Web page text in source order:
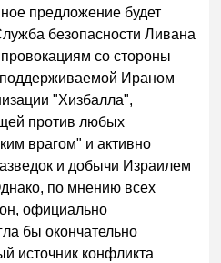
предложение будет
безопасности Ливана
со стороны
Ираном
"Хизбалла",
против любых
врагом" и активно
и добычи Израилем
по мнению всех
официально
бы окончательно
источник конфликта